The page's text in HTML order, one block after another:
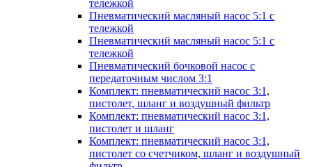
тележкой
Пневматический масляный насос 5:1 с
тележкой
Пневматический масляный насос 5:1 с
тележкой
Пневматический бочковой насос с
передаточным числом 3:1
Комплект: пневматический насос 3:1,
пистолет, шланг и воздушный фильтр
Комплект: пневматический насос 3:1,
пистолет и шланг
Комплект: пневматический насос 3:1,
пистолет со счетчиком, шланг и воздушный